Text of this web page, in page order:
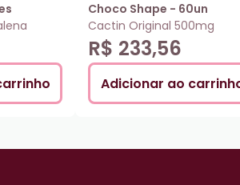
Choco Shape - 60un
Cactin Original 500mg
R$ 233,56
Adicionar ao